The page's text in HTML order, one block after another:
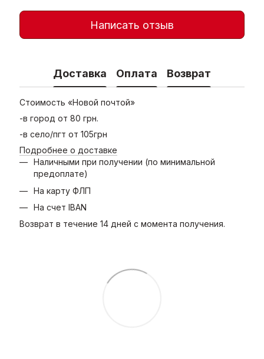
Написать отзыв
Доставка Оплата Возврат
Стоимость «Новой почтой»
-в город от 80 грн.
-в село/пгт от 105грн
Подробнее о доставке
Наличными при получении (по минимальной
предоплате)
На карту ФЛП
На счет IBAN
Возврат в течение 14 дней с момента получения.